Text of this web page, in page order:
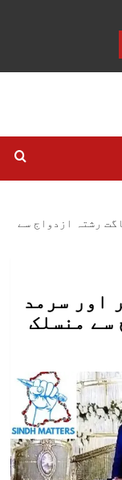
رشتہ ازدواج سے
اور سرمد
سے منسلک